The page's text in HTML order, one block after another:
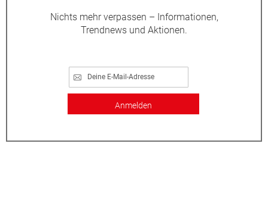
Nichts mehr verpassen – Informationen,
Trendnews und Aktionen.
Anmelden